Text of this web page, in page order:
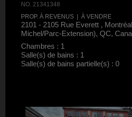
NO. 21341348
PROP. À REVENUS | À VENDRE
2101 - 2105 Rue Everett ,
Michel/Parc-Extension), QC,
Chambres : 1
Salle(s) de bains : 1
Salle(s) de bains partielle(s) : 0